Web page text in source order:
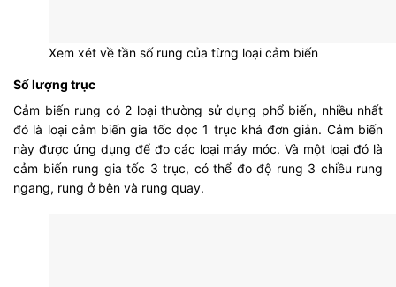
Xem xét về tần số rung của từng loại cảm biến
Số lượng trục
Cảm biến rung có 2 loại thường sử dụng phổ biến, nhiều nhất
đó là loại cảm biến gia tốc dọc 1 trục khá đơn giản. Cảm biến
này được ứng dụng để đo các loại máy móc. Và một loại đó là
cảm biến rung gia tốc 3 trục, có thể đo độ rung 3 chiều rung
ngang, rung ở bên và rung quay.